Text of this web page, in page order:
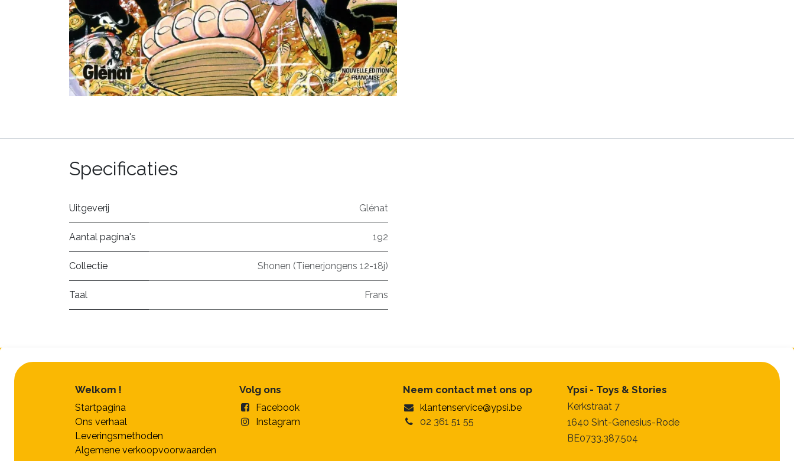
Specificaties
Uitgeverij Glénat
Aantal pagina's 192
Collectie Shonen (Tienerjongens 12-18j)
Taal Frans
Welkom !
Startpagina
Ons verhaal
Leveringsmethoden
Algemene verkoopvoorwaarden
Neem contact met ons op
klantenservice@ypsi.be
02 361 51 55
Ypsi - Toys & Stories
Kerkstraat 7
1640 Sint-Genesius-Rode
BE0733.387.504
Volg ons
Facebook
Instagram